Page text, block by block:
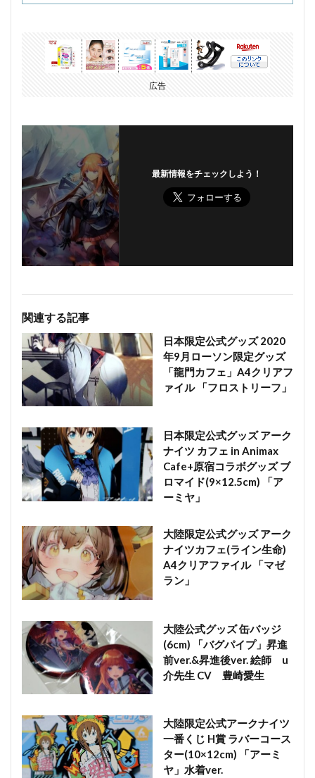
広告
最新情報をチェックしよう！
関連する記事
日本限定公式グッズ 2020
年9月ローソン限定グッズ
「龍門カフェ」A4クリアフ
ァイル 「フロストリーフ」
日本限定公式グッズ アーク
ナイツ カフェ in Animax
Cafe+原宿コラボグッズ ブ
ロマイド(9×12.5cm) 「ア
ーミヤ」
大陸限定公式グッズ アーク
ナイツカフェ(ライン生命)
A4クリアファイル 「マゼ
ラン」
大陸公式グッズ 缶バッジ
(6cm) 「バグパイプ」昇進
前ver.&昇進後ver. 絵師 u
介先生 CV 豊崎愛生
大陸限定公式アークナイツ
一番くじ H賞 ラバーコース
ター(10×12cm) 「アーミ
ヤ」水着ver.